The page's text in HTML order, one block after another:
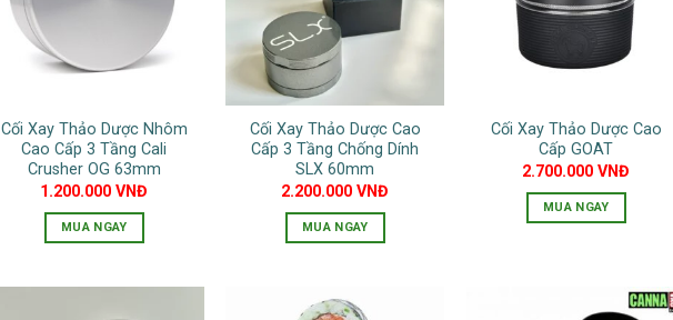
Cối Xay Thảo Dược Nhôm
Cao Cấp 3 Tầng Cali
Crusher OG 63mm
1.200.000VNĐ
MUA NGAY
Cối Xay Thảo Dược Cao
Cấp 3 Tầng Chống Dính
SLX 60mm
2.200.000VNĐ
MUA NGAY
Cối Xay Thảo Dược Cao
Cấp GOAT
2.700.000VNĐ
MUA NGAY